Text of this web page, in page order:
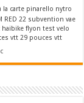
la carte pinarello nytro
RED 22 subvention vae
flyon test velo
vtt 29 pouces vtt